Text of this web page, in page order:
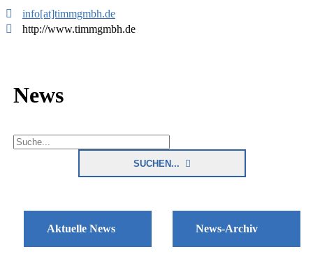
info[at]timmgmbh.de
http://www.timmgmbh.de
News
SUCHEN...
Aktuelle News News-Archiv